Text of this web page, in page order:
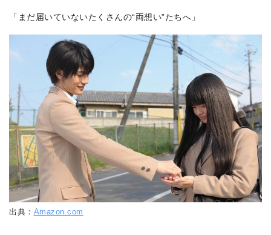
「まだ届いていないたくさんの“両想い”たちへ」
出典： Amazon.com